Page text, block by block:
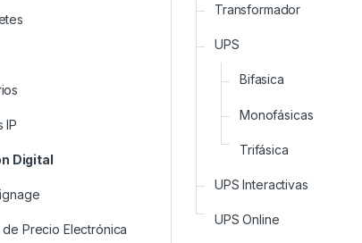
IP
Digital
de Precio Electrónica
Transformador
UPS
Bifasica
Monofásicas
Trifásica
UPS Interactivas
UPS Online